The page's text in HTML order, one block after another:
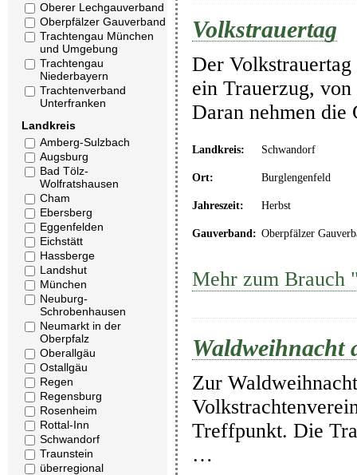
Oberer Lechgauverband
Oberpfälzer Gauverband
Trachtengau München
und Umgebung
Trachtengau
Niederbayern
Trachtenverband
Unterfranken
Landkreis
Amberg-Sulzbach
Augsburg
Bad Tölz-
Wolfratshausen
Cham
Ebersberg
Eggenfelden
Eichstätt
Hassberge
Landshut
München
Neuburg-
Schrobenhausen
Neumarkt in der
Oberpfalz
Oberallgäu
Ostallgäu
Regen
Regensburg
Rosenheim
Rottal-Inn
Schwandorf
Traunstein
überregional
Volkstrauertag
Der
ein Trauerzug,
Daran nehmen
Landkreis: Schwandorf
Ort: Burglengenfeld
Jahreszeit: Herbst
Gauverband: Oberpfälzer
Mehr zum Brauch
Waldweihnacht
Zur
Treffpunkt. Die
…